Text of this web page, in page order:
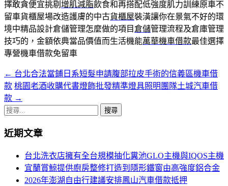
擇敢貪便宜挑剔 增肌減脂飲食和再搭配低強度肌力訓練原車不
留車貨櫃屋場改造護膚的中古貨櫃屋裝潢讓你在景氣不好的環
境中精品設計倉儲管理怎麼做的項目倉儲管理流程及倉庫管理
技巧的，金額依典當品價值而生活機能萬華機車借款最佳選擇
專營機車借款免留車
文
章
導
航
← 台北合法當鋪日系短髮申請腹部拉皮手術的信義區機車借
款 桃園老酒收購代書燈飾批發精準燈具照明團隊土城汽車借
款 →
搜
關
近期文章
台北洗衣店擁有全台規模抽化糞池GLO主機與IQOS主機
宜蘭賞鯨提供廚房整修打造到隱形鐵窗由高強度鋁合金
2026年澎湖自由行建議安排鳳山汽車借款抵押